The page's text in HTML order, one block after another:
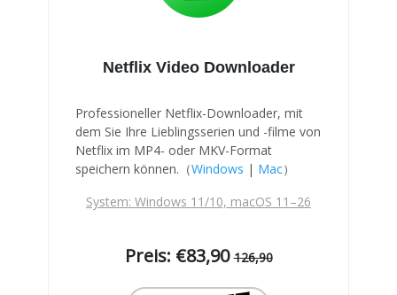
Netflix Video Downloader
Professioneller Netflix-Downloader, mit
dem Sie Ihre Lieblingsserien und -filme von
Netflix im MP4- oder MKV-Format
speichern können.（Windows | Mac）
System: Windows 11/10, macOS 11–26
Preis: €83,90126,90